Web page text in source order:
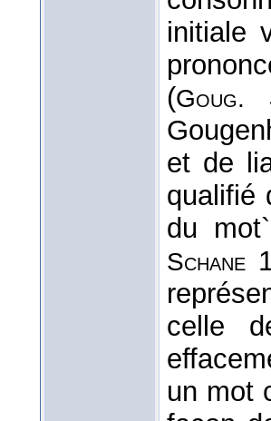
initiale
(Goug.
et de
qualifié
du
Schane
celle
un mot